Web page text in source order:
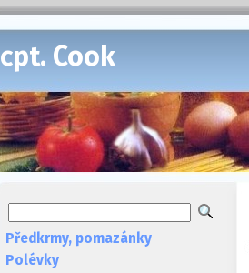
cpt. Cook
Předkrmy, pomazánky
Polévky